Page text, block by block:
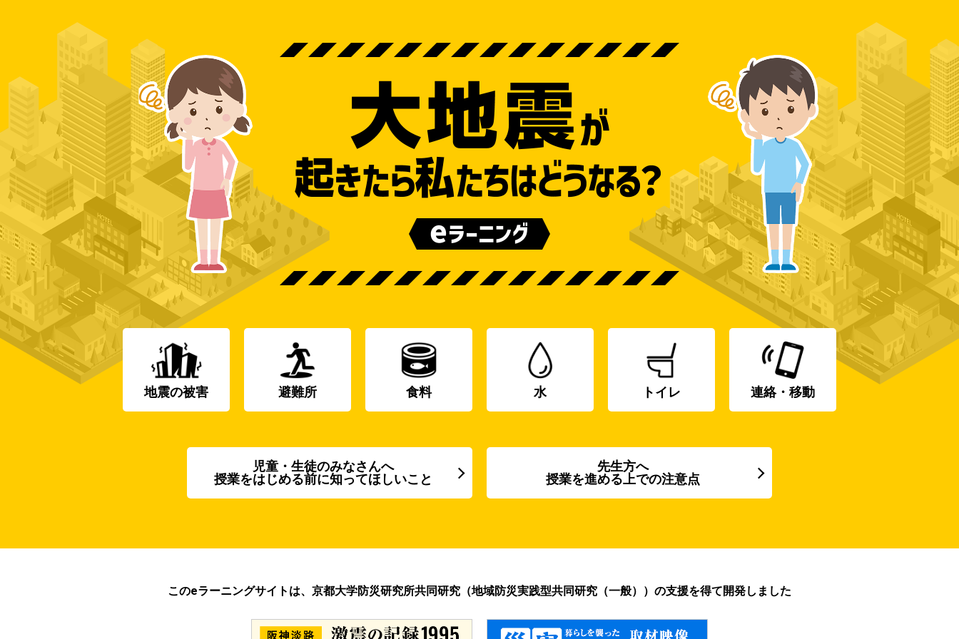
地震の被害 避難所 食料 水 トイレ 連絡・移動
児童・生徒のみなさんへ
授業をはじめる前に知ってほしいこと
先生方へ
授業を進める上での注意点
このeラーニングサイトは、京都大学防災研究所共同研究（地域防災実践型共同研究（一般））の支援を得て開発しました